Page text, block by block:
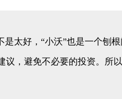
太好，“小沃”也是一个刨
，避免不必要的投资。所